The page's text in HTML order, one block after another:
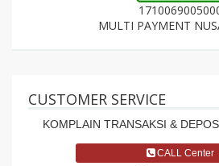
MULTI PAYMENT
CUSTOMER SERVICE
KOMPLAIN TRANSAKSI &
CALL Center